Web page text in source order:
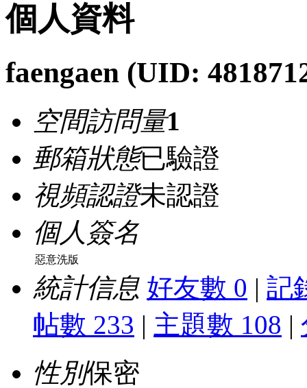
個人資料
faengaen (UID:
空間訪問量1
郵箱狀態已驗證
視頻認證未認證
個人簽名
惡意洗版
統計信息 好友數 0 | 記
帖數 233 | 主題數 108 |
性別保密